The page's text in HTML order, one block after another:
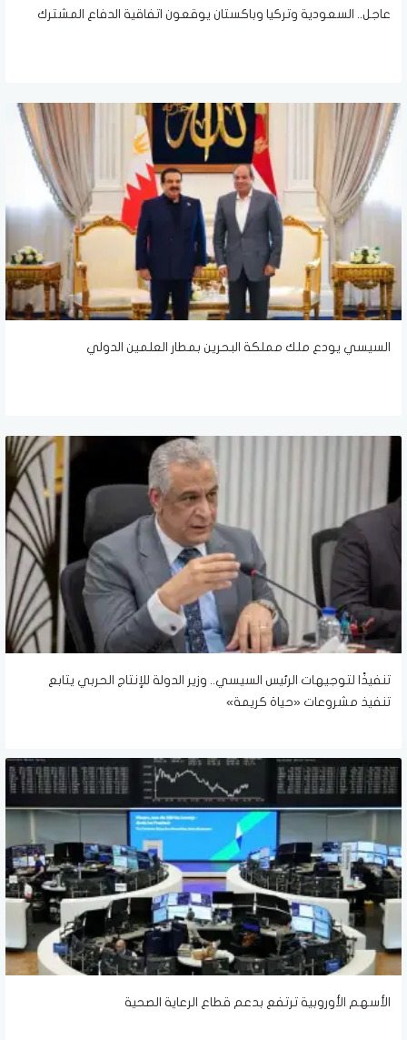
عاجل.. السعودية وتركيا وباكستان يوقعون اتفاقية الدفاع المشترك
السيسي يودع ملك مملكة البحرين بمطار العلمين الدولي
تنفيذًا لتوجيهات الرئيس السيسي.. وزير الدولة للإنتاج الحربي يتابع
تنفيذ مشروعات «حياة كريمة»
الأسهم الأوروبية ترتفع بدعم قطاع الرعاية الصحية